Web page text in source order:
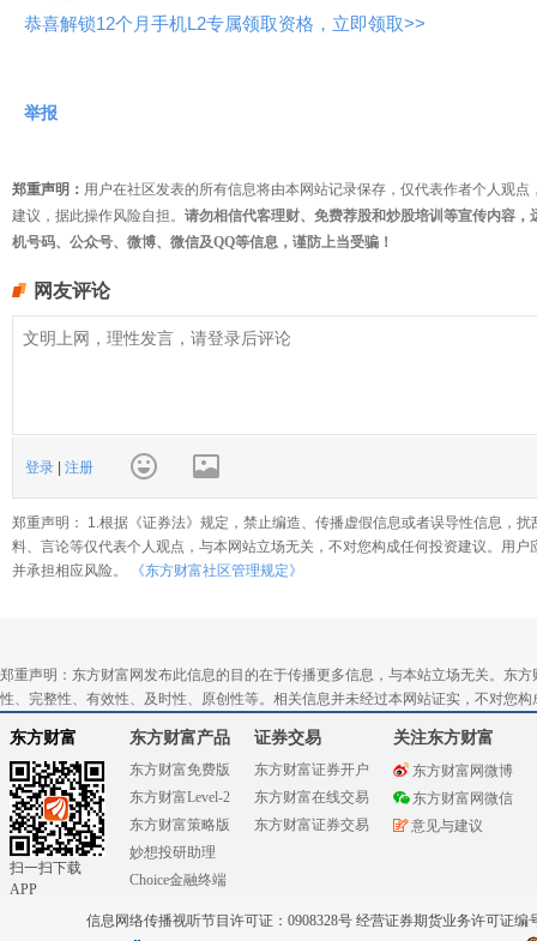
恭喜解锁12个月手机L2专属领取资格，立即领取>>
举报
郑重声明： 用户在社区发表的所有信息将由本网站记录保存，仅代表作者个人观
建议，据此操作风险自担。 请勿相信代客理财、免费荐股和炒股培训等宣传内容
机号码、公众号、微博、微信及QQ等信息，谨防上当受骗！
网友评论
登录 | 注册
郑重声明： 1.根据《证券法》规定，禁止编造、传播虚假信息或者误导性信息，
料、言论等仅代表个人观点，与本网站立场无关，不对您构成任何投资建议。用
并承担相应风险。
《东方财富社区管理规定》
郑重声明：东方财富网发布此信息的目的在于传播更多信息，与本站立场无关。东
性、完整性、有效性、及时性、原创性等。相关信息并未经过本网站证实，不对您
东方财富
扫一扫下载
APP
东方财富产品
东方财富免费版
东方财富Level-2
东方财富策略版
妙想投研助理
Choice金融终端
证券交易
东方财富证券开户
东方财富在线交易
东方财富证券交易
关注东方财富
东方财富网微博
东方财富网微信
意见与建议
信息网络传播视听节目许可证：0908328号 经营证券期货业务许可证编